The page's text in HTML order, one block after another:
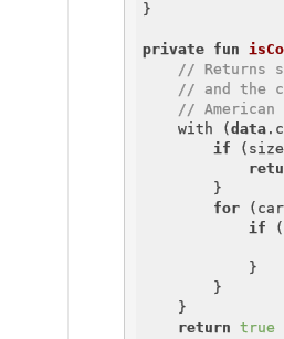
}
private fun
// Returns
// and the
// American
    with (
data
if
        }
for
if
            }
        }
    }
return true